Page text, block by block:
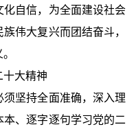
自信，为全面建设社会
伟大复兴而团结奋斗，
大精神
坚持全面准确，深入理
、逐字逐句学习党的二